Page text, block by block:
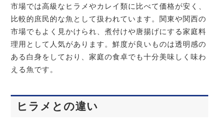
市場では高級なヒラメやカレイ類に比べて価格が安く、
比較的庶民的な魚として扱われています。関東や関西の
市場でもよく見かけられ、煮付けや唐揚げにする家庭料
理用として人気があります。鮮度が良いものは透明感の
ある白身をしており、家庭の食卓でも十分美味しく味わ
える魚です。
ヒラメとの違い